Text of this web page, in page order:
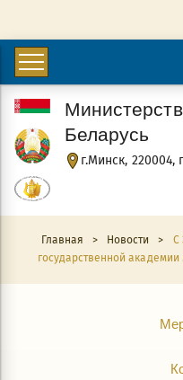
г.Минск, 220004,
Беларусь
Главная > Новости >
С
государственной